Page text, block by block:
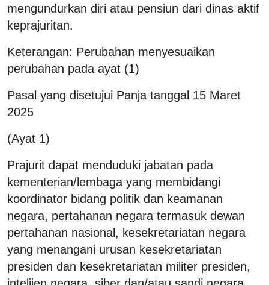
mengundurkan diri atau pensiun dari dinas aktif
keprajuritan.
Keterangan: Perubahan menyesuaikan
perubahan pada ayat (1)
Pasal yang disetujui Panja tanggal 15 Maret
2025
(Ayat 1)
Prajurit dapat menduduki jabatan pada
kementerian/lembaga yang membidangi
koordinator bidang politik dan keamanan
negara, pertahanan negara termasuk dewan
pertahanan nasional, kesekretariatan negara
yang menangani urusan kesekretariatan
presiden dan kesekretariatan militer presiden,